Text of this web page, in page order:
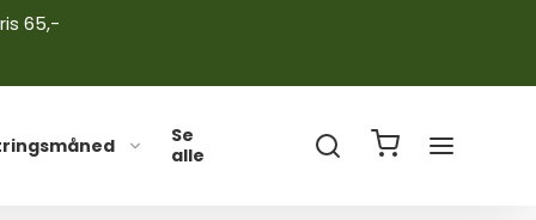
65,-
Se
alle